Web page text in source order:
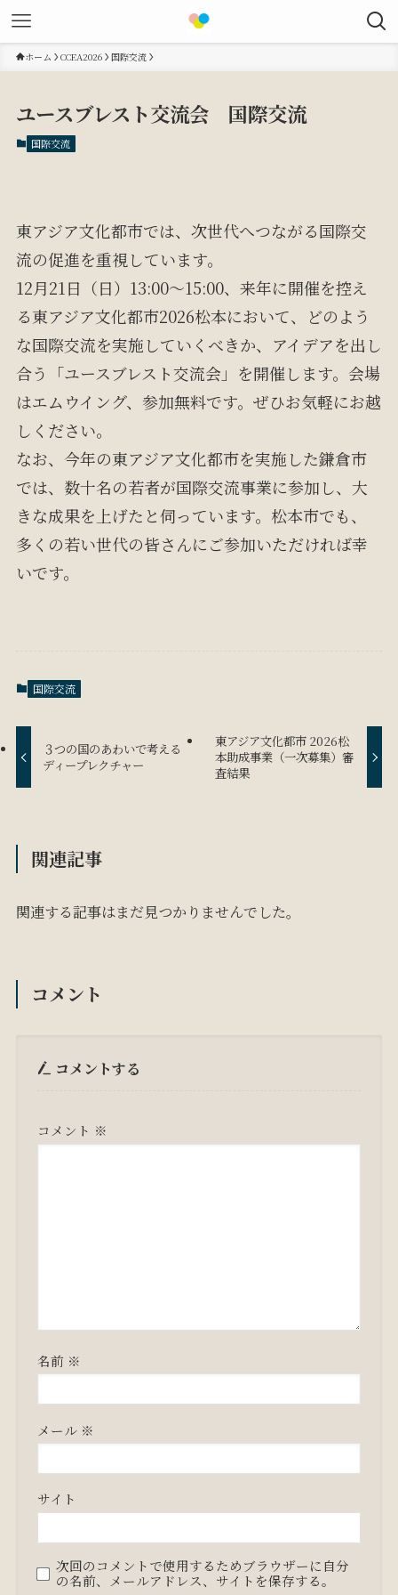
ホーム CCEA2026 国際交流
ユースブレスト交流会 国際交流
国際交流
東アジア文化都市では、次世代へつながる国際交
流の促進を重視しています。
12月21日（日）13:00〜15:00、来年に開催を控え
る東アジア文化都市2026松本において、どのよう
な国際交流を実施していくべきか、アイデアを出し
合う「ユースブレスト交流会」を開催します。会場
はエムウイング、参加無料です。ぜひお気軽にお越
しください。
なお、今年の東アジア文化都市を実施した鎌倉市
では、数十名の若者が国際交流事業に参加し、大
きな成果を上げたと伺っています。松本市でも、
多くの若い世代の皆さんにご参加いただければ幸
いです。
国際交流
３つの国のあわいで考える
ディープレクチャー
東アジア文化都市 2026松
本助成事業（一次募集）審
査結果
関連記事
関連する記事はまだ見つかりませんでした。
コメント
コメントする
コメント ※
名前 ※
メール ※
サイト
次回のコメントで使用するためブラウザーに自分
の名前、メールアドレス、サイトを保存する。